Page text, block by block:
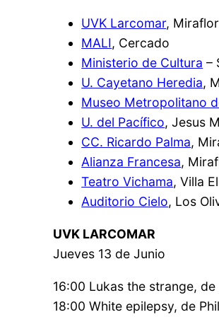
UVK Larcomar,
MALI, Cercado
Ministerio de Cultura –
U. Cayetano Heredia,
Museo Metropolitano
U. del Pacífico, Jesus
CC. Ricardo Palma,
Alianza Francesa,
Teatro Vichama, Villa
Auditorio Cielo, Los
UVK LARCOMAR
Jueves 13 de Junio
16:00 Lukas the strange,
18:00 White epilepsy, de